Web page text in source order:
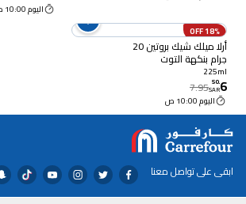
اليوم 10:00 ص
18% OFF
أرلا ميلك شيك بروتين 20
جرام بنكهة التوت
والفراولة، 225 مل
225ml
6
.
50
SAR
7.95
اليوم 10:00 ص
ابقى على تواصل معنا